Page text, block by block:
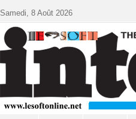
Samedi, 8 Août 2026